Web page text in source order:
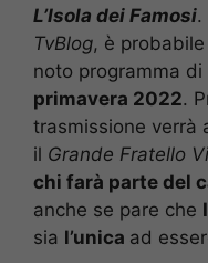
L’Isola dei Famosi.
TvBlog, è
noto programma di
primavera 2022.
trasmissione verrà
il Grande Fratello
chi farà parte del
anche se pare che
sia l’unica ad